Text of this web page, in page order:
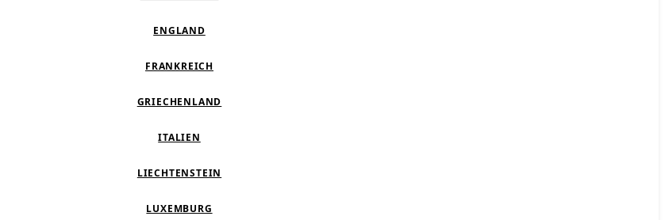
ENGLAND
FRANKREICH
GRIECHENLAND
ITALIEN
LIECHTENSTEIN
LUXEMBURG